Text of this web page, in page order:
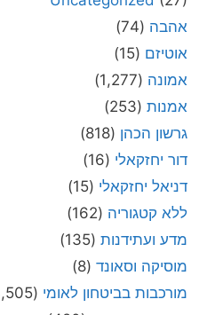
אהבה (74)
אוטיזם (15)
אמונה (1,277)
אמנות (253)
גרשון הכהן (818)
דור יחזקאלי (16)
דניאל יחזקאלי (15)
ללא קטגוריה (162)
מדע ועתידנות (135)
מוסיקה וסאונד (8)
מורכבות בביטחון לאומי (4,505)